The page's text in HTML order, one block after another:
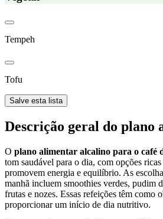
Tempeh
Tofu
Salve esta lista
Descrição geral do plano
O plano alimentar alcalino para o café
tom saudável para o dia, com opções
promovem energia e equilíbrio. As
manhã incluem smoothies verdes, pudim
frutas e nozes. Essas refeições têm como
proporcionar um início de dia nutritivo.